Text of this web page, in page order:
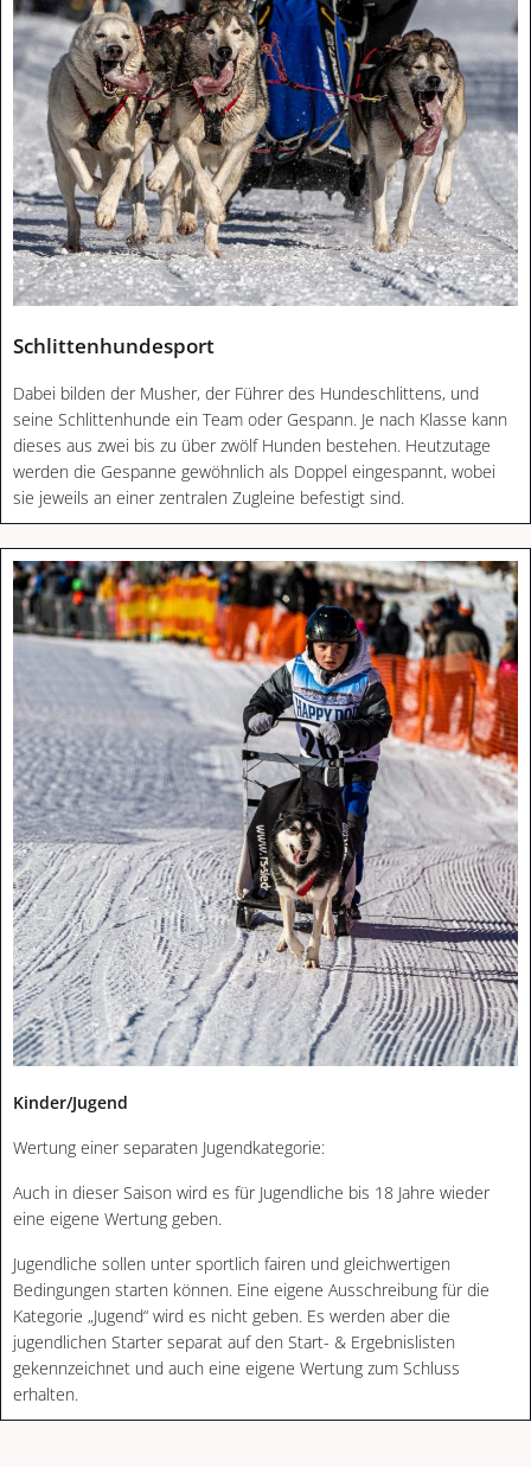
Schlittenhundesport
Dabei bilden der Musher, der Führer des Hundeschlittens, und
seine Schlittenhunde ein Team oder Gespann. Je nach Klasse kann
dieses aus zwei bis zu über zwölf Hunden bestehen. Heutzutage
werden die Gespanne gewöhnlich als Doppel eingespannt, wobei
sie jeweils an einer zentralen Zugleine befestigt sind.
Kinder/Jugend
Wertung einer separaten Jugendkategorie:
Auch in dieser Saison wird es für Jugendliche bis 18 Jahre wieder
eine eigene Wertung geben.
Jugendliche sollen unter sportlich fairen und gleichwertigen
Bedingungen starten können. Eine eigene Ausschreibung für die
Kategorie „Jugend“ wird es nicht geben. Es werden aber die
jugendlichen Starter separat auf den Start- & Ergebnislisten
gekennzeichnet und auch eine eigene Wertung zum Schluss
erhalten.